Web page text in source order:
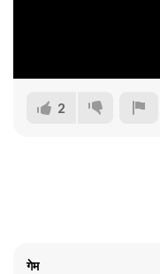
2
गेम